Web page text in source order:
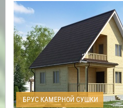
БРУС КАМЕРНОЙ СУШКИ